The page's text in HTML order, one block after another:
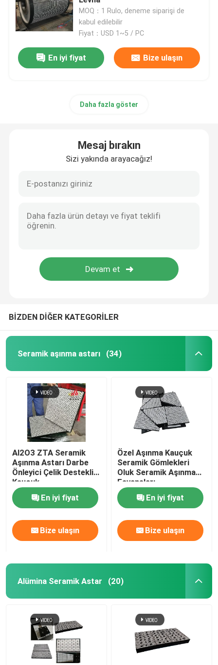
seramik kasnak gecikmesi
Konveyör Kasnağı Gecikmesi
Konveyör Darbe Çubukları
konveyör darbe yatağı
poliüretan levha
Seramik Aşınma Fayansları
MOQ：1 Rulo, deneme siparişi de
kabul edilebilir
Fiyat：USD 1~5 / PC
En iyi fiyat Bize ulaşın
Daha fazla göster
Mesaj bırakın
Sizi yakında arayacağız!
BİZDEN DİĞER KATEGORİLER
Seramik aşınma astarı (34)
Al2O3 ZTA Seramik
Aşınma Astarı Darbe
Önleyici Çelik Destekli
Kauçuk
En iyi fiyat
Bize ulaşın
Özel Aşınma Kauçuk
Seramik Gömlekleri
Oluk Seramik Aşınma
Fayansları
En iyi fiyat
Bize ulaşın
Alümina Seramik Astar (20)